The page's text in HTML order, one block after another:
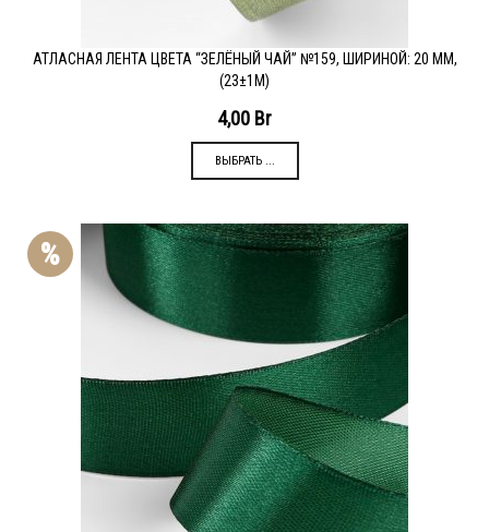
АТЛАСНАЯ ЛЕНТА ЦВЕТА “ЗЕЛЁНЫЙ ЧАЙ” №159, ШИРИНОЙ: 20 ММ,
(23±1М)
4,00 Br
ВЫБРАТЬ ...
%